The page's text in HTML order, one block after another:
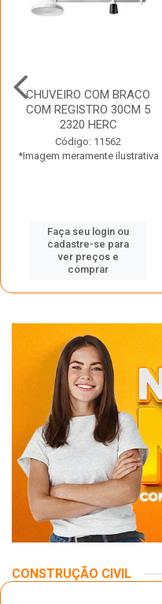
CHUVEIRO COM BRACO
COM REGISTRO 30CM 5
2320 HERC
Código: 11562
*Imagem meramente ilustrativa
Faça seu login ou
cadastre-se para
ver preços e
comprar
CONSTRUÇÃO CIVIL